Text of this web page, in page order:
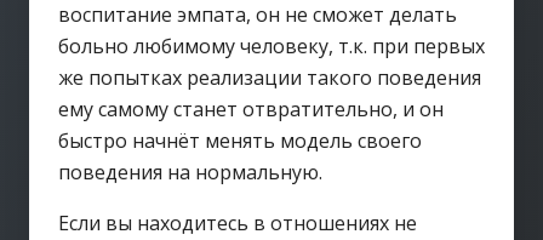
воспитание эмпата, он не сможет делать
больно любимому человеку, т.к. при первых
же попытках реализации такого поведения
ему самому станет отвратительно, и он
быстро начнёт менять модель своего
поведения на нормальную.
Если вы находитесь в отношениях не